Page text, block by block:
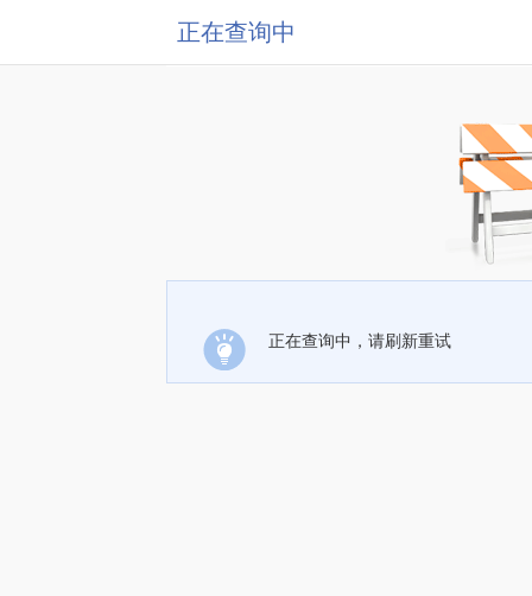
正在查询中
正在查询中，请刷新重试